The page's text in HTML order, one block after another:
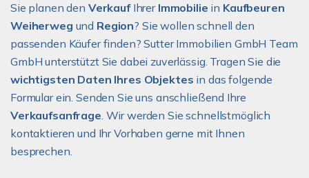
Sie planen den VerkaufIhrer Immobilie in Kaufbeuren
Weiherweg und Region? Sie wollen schnell den
passenden Käufer finden? Sutter Immobilien GmbH Team
GmbH unterstützt Sie dabei zuverlässig. Tragen Sie die
wichtigsten Daten Ihres Objektes in das folgende
Formular ein. Senden Sie uns anschließend Ihre
Verkaufsanfrage. Wir werden Sie schnellstmöglich
kontaktieren und Ihr Vorhaben gerne mit Ihnen
besprechen.